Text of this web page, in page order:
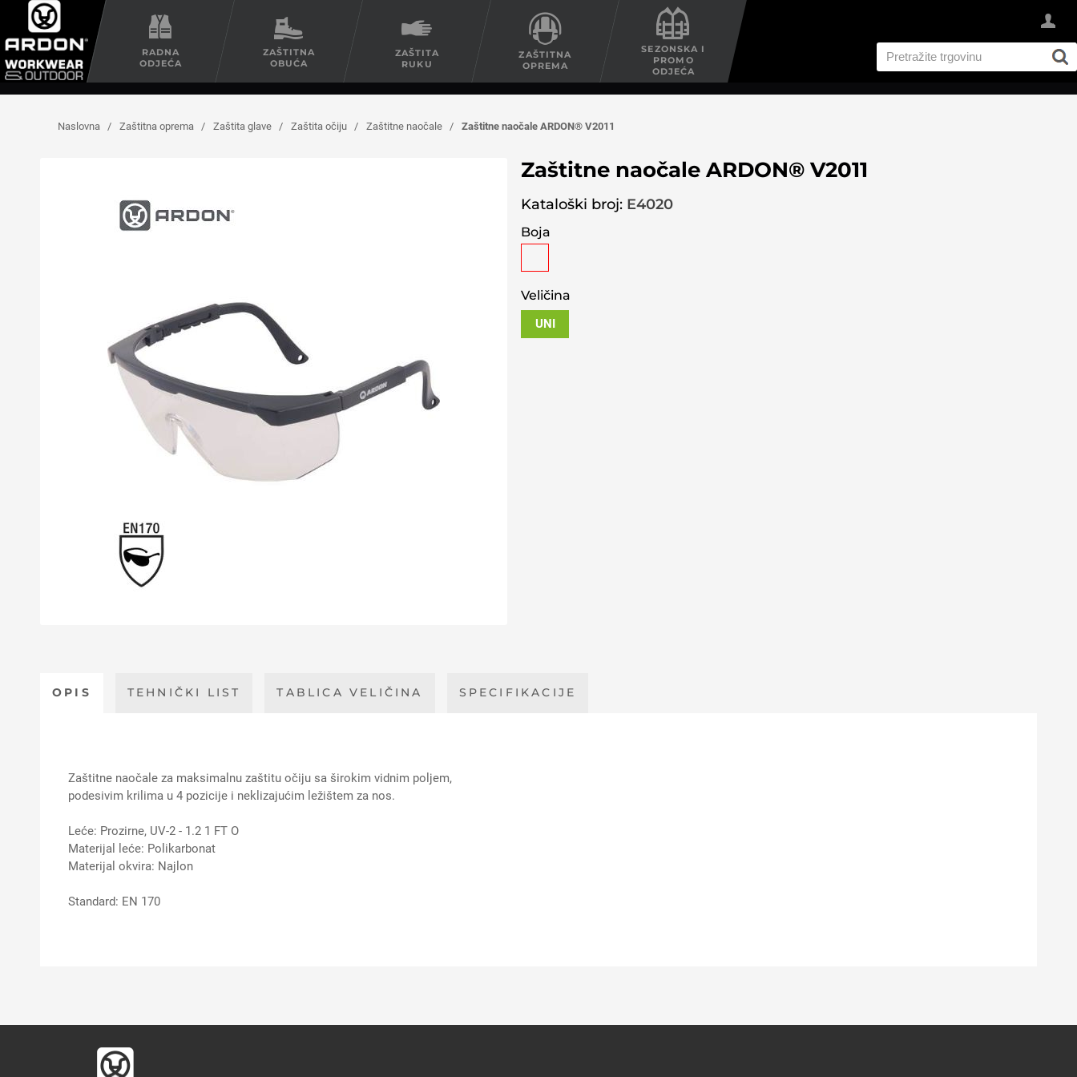
RADNA
ODJEĆA
ZAŠTITNA
OBUĆA
ZAŠTITA
RUKU
ZAŠTITNA
OPREMA
SEZONSKA I
PROMO
ODJEĆA
Naslovna / Zaštitna oprema / Zaštita glave / Zaštita očiju / Zaštitne naočale / Zaštitne naočale ARDON® V2011
Zaštitne naočale ARDON® V2011
Kataloški broj: E4020
Boja
Veličina
UNI
OPIS TEHNIČKI LIST TABLICA VELIČINA SPECIFIKACIJE
Zaštitne naočale za maksimalnu zaštitu očiju sa širokim vidnim poljem,
podesivim krilima u 4 pozicije i neklizajućim ležištem za nos.
Leće: Prozirne, UV-2 - 1.2 1 FT O
Materijal leće: Polikarbonat
Materijal okvira: Najlon
Standard: EN 170